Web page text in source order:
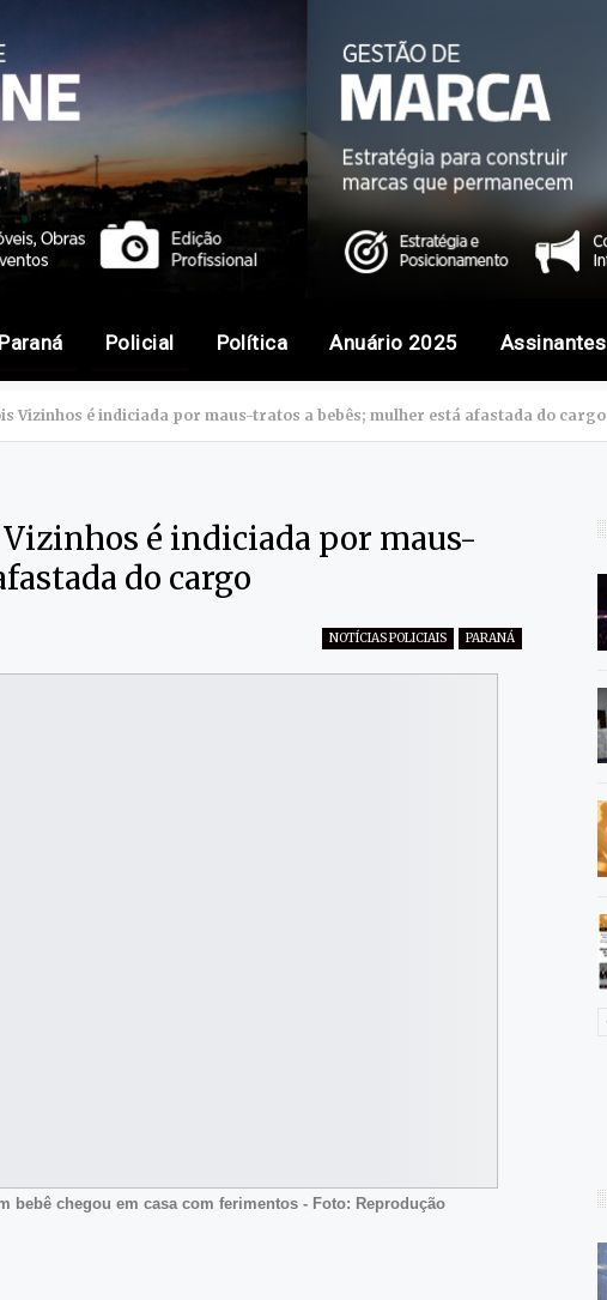
Paraná Policial Política Anuário 2025 Assinantes
Vizinhos é indiciada por maus-tratos a bebês; mulher está afastada do cargo
é indiciada por maus-
do cargo
NOTÍCIAS POLICIAIS PARANÁ
bebê chegou em casa com ferimentos - Foto: Reprodução